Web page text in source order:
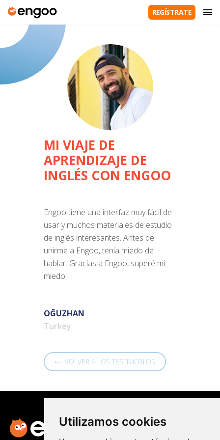
Utilizamos cookies
REGÍSTRATE
MI VIAJE DE
APRENDIZAJE DE
INGLÉS CON ENGOO
Engoo tiene una interfaz muy fácil de
usar y muchos materiales de estudio
de inglés interesantes. Antes de
unirme a Engoo, tenía miedo de
hablar. Gracias a Engoo, superé mi
miedo.
OĞUZHAN
Turkey
VOLVER A LOS TESTIMONIOS